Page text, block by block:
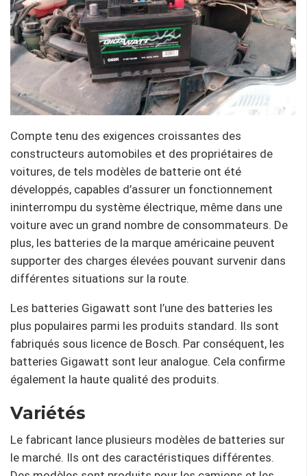
Compte tenu des exigences croissantes des
constructeurs automobiles et des propriétaires de
voitures, de tels modèles de batterie ont été
développés, capables d’assurer un fonctionnement
ininterrompu du système électrique, même dans une
voiture avec un grand nombre de consommateurs. De
plus, les batteries de la marque américaine peuvent
supporter des charges élevées pouvant survenir dans
différentes situations sur la route.
Les batteries Gigawatt sont l’une des batteries les
plus populaires parmi les produits standard. Ils sont
fabriqués sous licence de Bosch. Par conséquent, les
batteries Gigawatt sont leur analogue. Cela confirme
également la haute qualité des produits.
Variétés
Le fabricant lance plusieurs modèles de batteries sur
le marché. Ils ont des caractéristiques différentes.